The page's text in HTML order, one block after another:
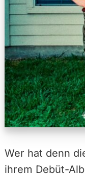
Wer hat denn
ihrem Debüt-